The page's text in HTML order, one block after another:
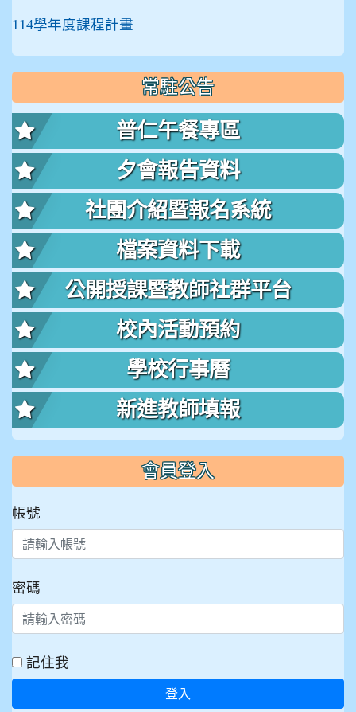
114學年度課程計畫
常駐公告
普仁午餐專區
夕會報告資料
社團介紹暨報名系統
檔案資料下載
公開授課暨教師社群平台
校內活動預約
學校行事曆
新進教師填報
會員登入
帳號
密碼
記住我
登入